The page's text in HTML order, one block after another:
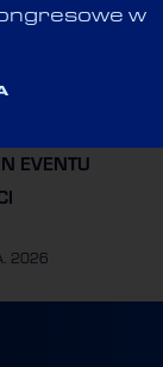
2026
EVENTU
w